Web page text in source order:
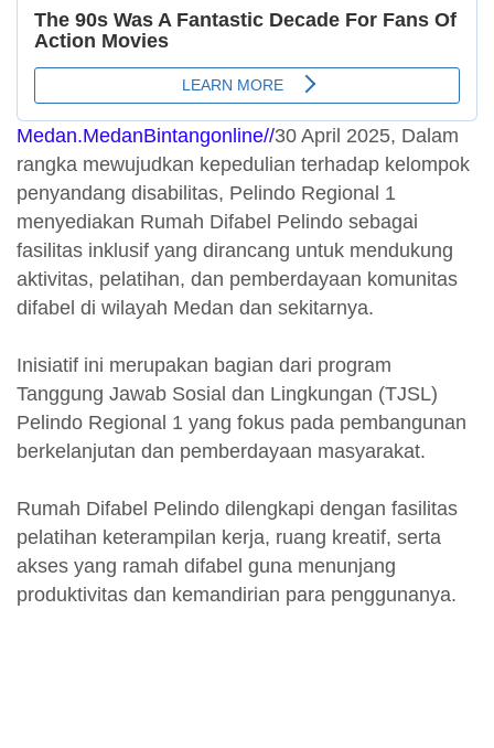
Medan.MedanBintangonline//30 April 2025, Dalam
rangka mewujudkan kepedulian terhadap kelompok
penyandang disabilitas, Pelindo Regional 1
menyediakan Rumah Difabel Pelindo sebagai
fasilitas inklusif yang dirancang untuk mendukung
aktivitas, pelatihan, dan pemberdayaan komunitas
difabel di wilayah Medan dan sekitarnya.
Inisiatif ini merupakan bagian dari program
Tanggung Jawab Sosial dan Lingkungan (TJSL)
Pelindo Regional 1 yang fokus pada pembangunan
berkelanjutan dan pemberdayaan masyarakat.
Rumah Difabel Pelindo dilengkapi dengan fasilitas
pelatihan keterampilan kerja, ruang kreatif, serta
akses yang ramah difabel guna menunjang
produktivitas dan kemandirian para penggunanya.